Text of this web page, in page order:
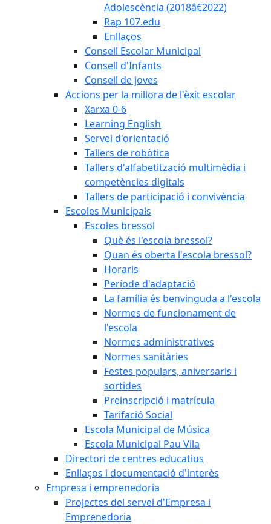
Adolescència (2018â€2022)
Rap 107.edu
Enllaços
Consell Escolar Municipal
Consell d'Infants
Consell de joves
Accions per la millora de l'èxit escolar
Xarxa 0-6
Learning English
Servei d'orientació
Tallers de robòtica
Tallers d'alfabetització multimèdia i
competències digitals
Tallers de participació i convivència
Escoles Municipals
Escoles bressol
Què és l'escola bressol?
Quan és oberta l'escola bressol?
Horaris
Període d'adaptació
La família és benvinguda a l'escola
Normes de funcionament de
l'escola
Normes administratives
Normes sanitàries
Festes populars, aniversaris i
sortides
Preinscripció i matrícula
Tarifació Social
Escola Municipal de Música
Escola Municipal Pau Vila
Directori de centres educatius
Enllaços i documentació d'interès
Empresa i emprenedoria
Projectes del servei d'Empresa i
Emprenedoria